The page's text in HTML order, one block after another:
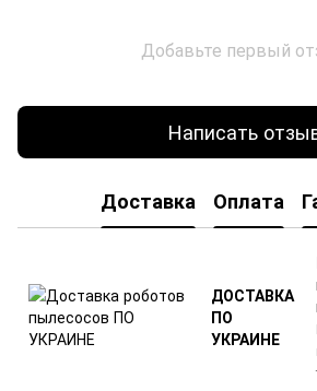
Добавьте первый
Написать
Доставка Оплата
ДОСТАВКА
ПО
УКРАИНЕ